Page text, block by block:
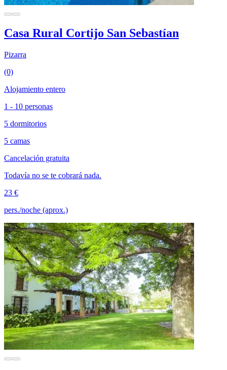
Casa Rural Cortijo San Sebastían
Pizarra
(0)
Alojamiento entero
1 - 10 personas
5 dormitorios
5 camas
Cancelación gratuita
Todavía no se te cobrará nada.
23 €
pers./noche (aprox.)